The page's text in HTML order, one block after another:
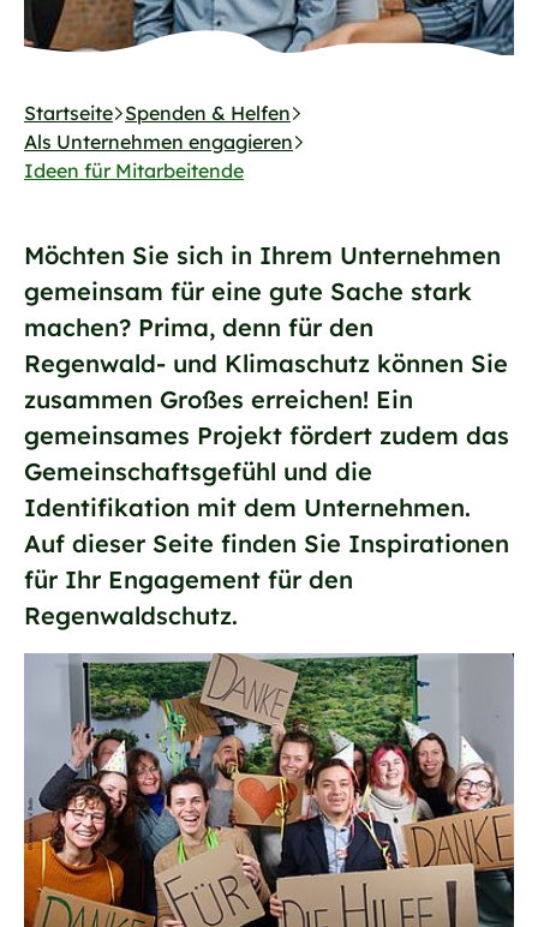
Startseite Spenden & Helfen
Als Unternehmen engagieren
Ideen für Mitarbeitende
Möchten Sie sich in Ihrem Unternehmen
gemeinsam für eine gute Sache stark
machen? Prima, denn für den
Regenwald- und Klimaschutz können Sie
zusammen Großes erreichen! Ein
gemeinsames Projekt fördert zudem das
Gemeinschaftsgefühl und die
Identifikation mit dem Unternehmen.
Auf dieser Seite finden Sie Inspirationen
für Ihr Engagement für den
Regenwaldschutz.